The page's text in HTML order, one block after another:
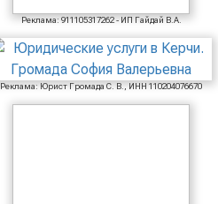
Реклама: 911105317262 - ИП Гайдай В.А.
Реклама: Юрист Громада С. В., ИНН 110204076670